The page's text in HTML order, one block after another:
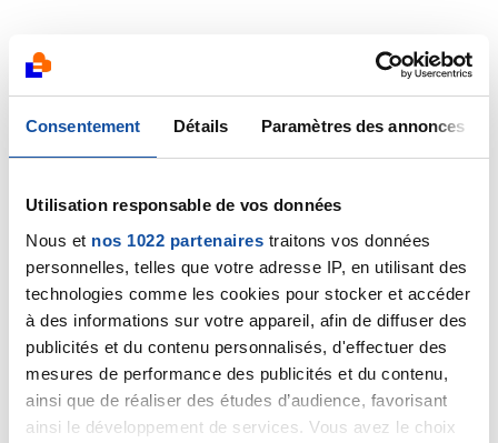
Consentement Détails Paramètres des annonces
Utilisation responsable de vos données
Nous et nos 1022 partenaires traitons vos données
personnelles, telles que votre adresse IP, en utilisant des
technologies comme les cookies pour stocker et accéder
à des informations sur votre appareil, afin de diffuser des
publicités et du contenu personnalisés, d'effectuer des
mesures de performance des publicités et du contenu,
ainsi que de réaliser des études d’audience, favorisant
ainsi le développement de services. Vous avez le choix
Naouel
30/05/2021 - 19:06
Effectivement c'est très émouvant ce que vous
écrivez.
J'espère de tout coeur que vous arrivez a trouver une
autre alternative pour combler ce manque.
Courage àvous et votre maman aussi.
Naouel
Citer